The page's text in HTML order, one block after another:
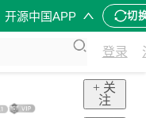
开源中国APP 切
登录
+ 关
注